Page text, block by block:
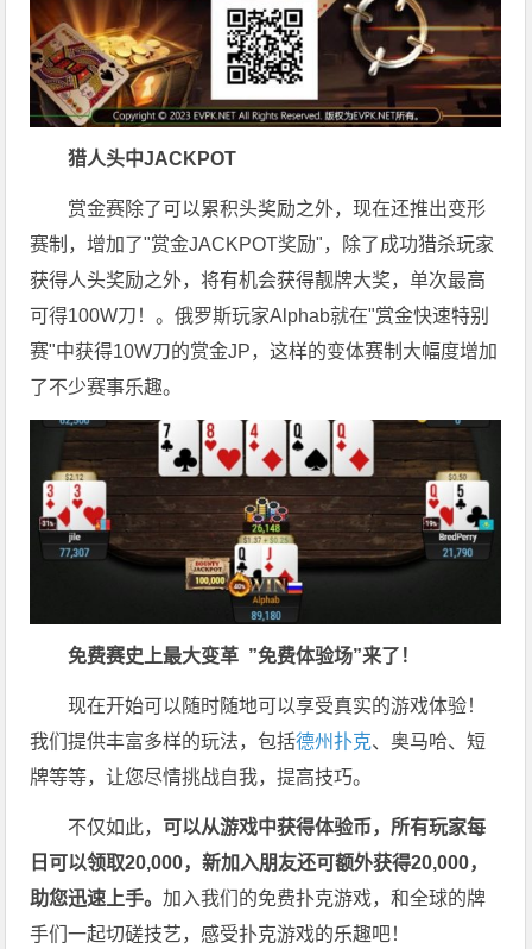
猎人头中JACKPOT
赏金赛除了可以累积头奖励之外，现在还推出变形
赛制，增加了"赏金JACKPOT奖励"，除了成功猎杀玩家
获得人头奖励之外，将有机会获得靓牌大奖，单次最高
可得100W刀！。俄罗斯玩家Alphab就在"赏金快速特别
赛"中获得10W刀的赏金JP，这样的变体赛制大幅度增加
了不少赛事乐趣。
免费赛史上最大变革 ”免费体验场”来了！
现在开始可以随时随地可以享受真实的游戏体验！
我们提供丰富多样的玩法，包括德州扑克、奥马哈、短
牌等等，让您尽情挑战自我，提高技巧。
不仅如此， 可以从游戏中获得体验币，所有玩家每
日可以领取20,000，新加入朋友还可额外获得20,000，
助您迅速上手。加入我们的免费扑克游戏，和全球的牌
手们一起切磋技艺，感受扑克游戏的乐趣吧！